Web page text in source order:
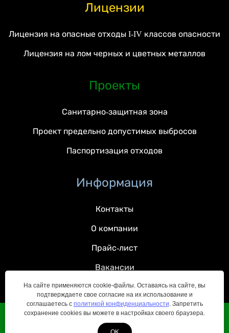
Лицензии
Лицензия на опасные отходы I-IV классов опасности
Лицензия на лом черных и цветных металлов
Проекты
Санитарно-защитная зона
Проект предельно допустимых выбросов
Паспортизация отходов
Информация
Контакты
О компании
Прайс-лист
Вакансии
На сайте применяются cookie-файлы. Оставаясь на сайте, вы
подтверждаете свое согласие на их использование и
соглашаетесь с политикой конфиденциальности. Запретить
сохранение cookies вы можете в настройках своего браузера.